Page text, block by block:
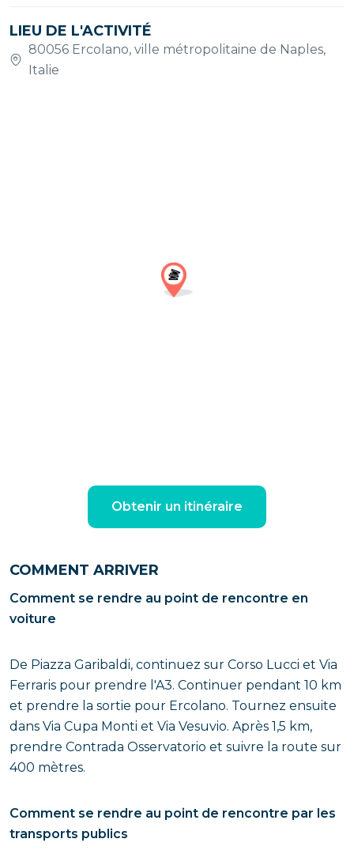
LIEU DE L'ACTIVITÉ
80056 Ercolano, ville métropolitaine de Naples,
Italie
Obtenir un itinéraire
COMMENT ARRIVER
Comment se rendre au point de rencontre en
voiture
De Piazza Garibaldi, continuez sur Corso Lucci et Via
Ferraris pour prendre l'A3. Continuer pendant 10 km
et prendre la sortie pour Ercolano. Tournez ensuite
dans Via Cupa Monti et Via Vesuvio. Après 1,5 km,
prendre Contrada Osservatorio et suivre la route sur
400 mètres.
Comment se rendre au point de rencontre par les
transports publics